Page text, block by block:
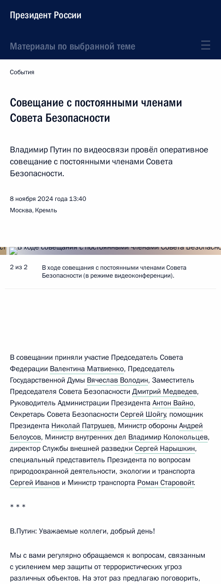
Президент России
Материалы по выбранной теме
События
Совещание с постоянными членами
Совета Безопасности
Владимир Путин по видеосвязи провёл оперативное
совещание с постоянными членами Совета
Безопасности.
8 ноября 2024 года 13:40
Москва, Кремль
2 из 2
В ходе совещания с постоянными членами Совета
Безопасности (в режиме видеоконференции).
В совещании приняли участие Председатель Совета
Федерации Валентина Матвиенко, Председатель
Государственной Думы Вячеслав Володин, Заместитель
Председателя Совета Безопасности Дмитрий Медведев,
Руководитель Администрации Президента Антон Вайно,
Секретарь Совета Безопасности Сергей Шойгу, помощник
Президента Николай Патрушев, Министр обороны Андрей
Белоусов, Министр внутренних дел Владимир Колокольцев,
директор Службы внешней разведки Сергей Нарышкин,
специальный представитель Президента по вопросам
природоохранной деятельности, экологии и транспорта
Сергей Иванов и Министр транспорта Роман Старовойт.
* * *
В.Путин: Уважаемые коллеги, добрый день!
Мы с вами регулярно обращаемся к вопросам, связанным
с усилением мер защиты от террористических угроз
различных объектов. На этот раз предлагаю поговорить,